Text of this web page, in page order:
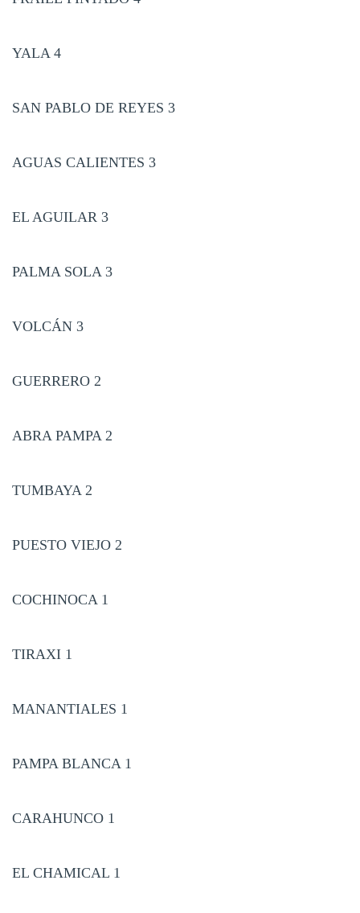
YALA 4
SAN PABLO DE REYES 3
AGUAS CALIENTES 3
EL AGUILAR 3
PALMA SOLA 3
VOLCÁN 3
GUERRERO 2
ABRA PAMPA 2
TUMBAYA 2
PUESTO VIEJO 2
COCHINOCA 1
TIRAXI 1
MANANTIALES 1
PAMPA BLANCA 1
CARAHUNCO 1
EL CHAMICAL 1